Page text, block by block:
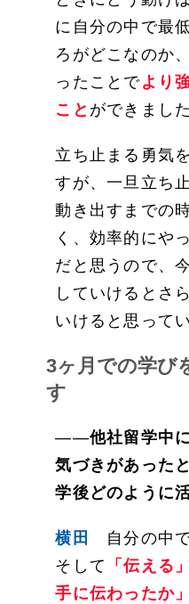
に自分の中で最
ろがどこなのか
ったことでより
こと ができました
立ち止まる勇気
すが、一旦立ち
動き出すまでの
く、効率的にや
だと思うので、
していけるとさ
いけると思って
3ヶ月での学び
す
――他社留学中
気づきがあった
学後どのように
横田
自分の中で
そして
「伝える
手に伝わったか